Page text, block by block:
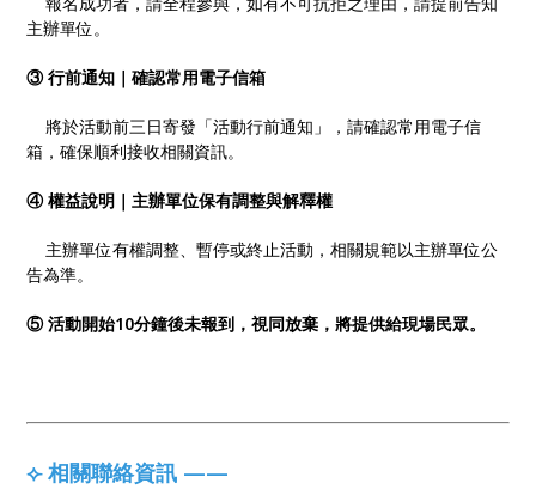
主辦單位。
③ 行前通知｜確認常用電子信箱
將於活動前三日寄發「活動行前通知」，請確認常用電子信
箱，確保順利接收相關資訊。
④ 權益說明｜主辦單位保有調整與解釋權
主辦單位有權調整、暫停或終止活動，相關規範以主辦單位公
告為準。
⑤ 活動開始10分鐘後未報到，視同放棄，將提供給現場民眾。
⟣ 相關聯絡資訊 ——